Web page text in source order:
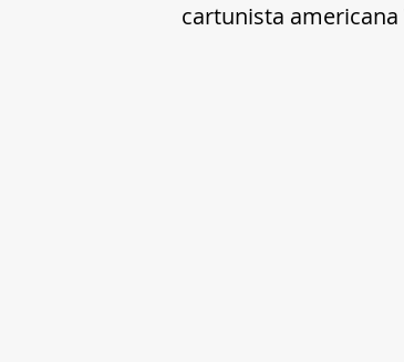
cartunista